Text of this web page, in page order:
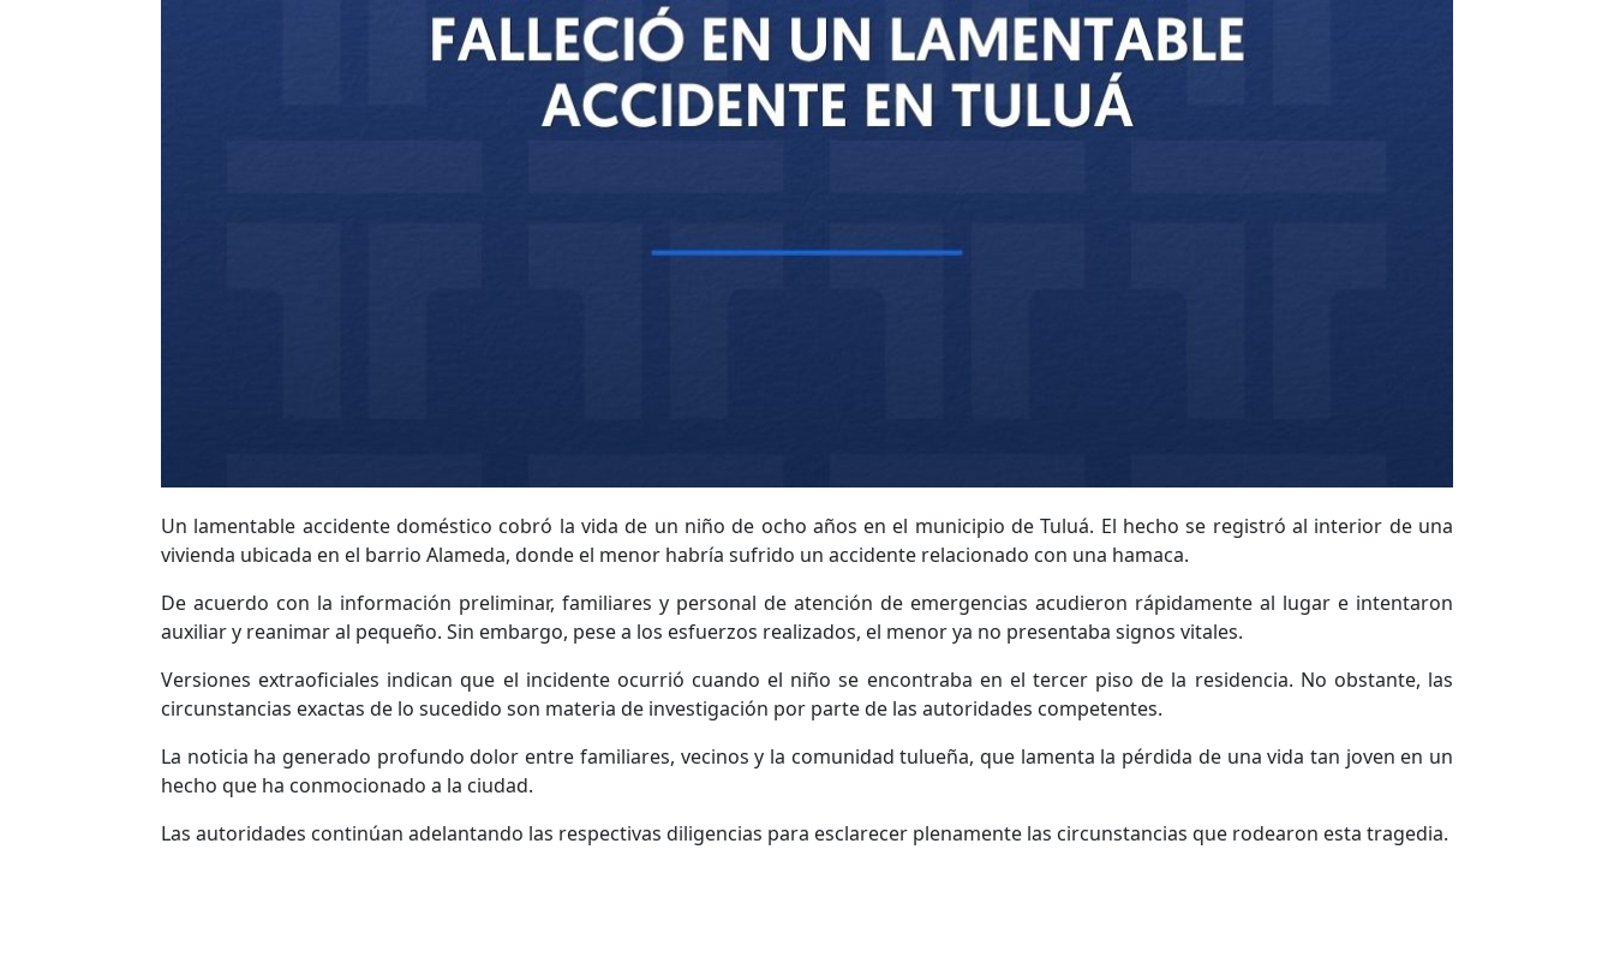
Un lamentable accidente doméstico cobró la vida de un niño de ocho años en el municipio de Tuluá. El hecho se registró al interior de una
vivienda ubicada en el barrio Alameda, donde el menor habría sufrido un accidente relacionado con una hamaca.
De acuerdo con la información preliminar, familiares y personal de atención de emergencias acudieron rápidamente al lugar e intentaron
auxiliar y reanimar al pequeño. Sin embargo, pese a los esfuerzos realizados, el menor ya no presentaba signos vitales.
Versiones extraoficiales indican que el incidente ocurrió cuando el niño se encontraba en el tercer piso de la residencia. No obstante, las
circunstancias exactas de lo sucedido son materia de investigación por parte de las autoridades competentes.
La noticia ha generado profundo dolor entre familiares, vecinos y la comunidad tulueña, que lamenta la pérdida de una vida tan joven en un
hecho que ha conmocionado a la ciudad.
Las autoridades continúan adelantando las respectivas diligencias para esclarecer plenamente las circunstancias que rodearon esta tragedia.